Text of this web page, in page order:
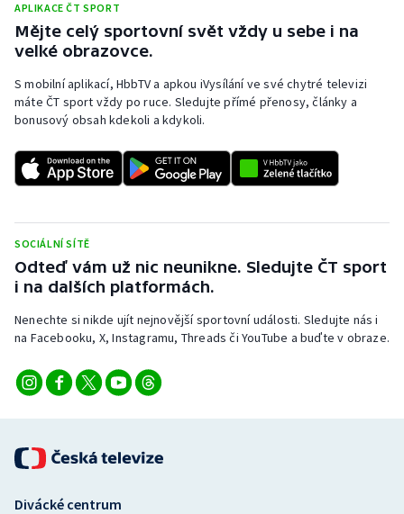
Ragby
Rychlobruslení
Rychlostní kanoistika
Sportovní střelba
Stolní tenis
Triatlon
Veslování
Volejbal
APLIKACE ČT SPORT
Mějte celý sportovní svět vždy u sebe i na
velké obrazovce.
S mobilní aplikací, HbbTV a apkou iVysílání ve své chytré televizi
máte ČT sport vždy po ruce. Sledujte přímé přenosy, články a
bonusový obsah kdekoli a kdykoli.
SOCIÁLNÍ SÍTĚ
Odteď vám už nic neunikne. Sledujte ČT sport
i na dalších platformách.
Nenechte si nikde ujít nejnovější sportovní události. Sledujte nás i
na Facebooku, X, Instagramu, Threads či YouTube a buďte v obraze.
Divácké centrum